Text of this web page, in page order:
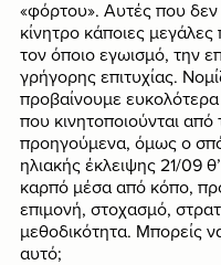
«φόρτου». Αυτές που
κίνητρο κάποιες μεγάλες
τον όποιο εγωισμό, την
γρήγορης επιτυχίας.
προβαίνουμε
που κινητοποιούνται από
προηγούμενα, όμως ο
ηλιακής έκλειψης 21/09
καρπό μέσα από κόπο,
επιμονή, στοχασμό,
μεθοδικότητα. Μπορείς
αυτό;